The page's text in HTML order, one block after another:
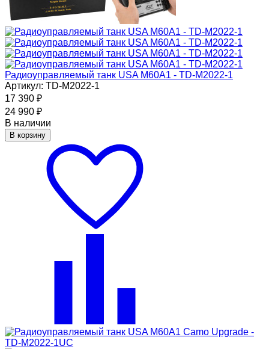
Радиоуправляемый танк USA M60A1 - TD-M2022-1
Артикул: TD-M2022-1
17 390 ₽
24 990 ₽
В наличии
В корзину